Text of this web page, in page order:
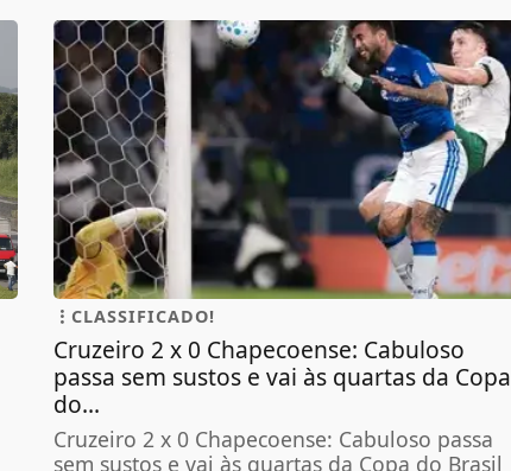
CLASSIFICADO!
Cruzeiro 2 x 0 Chapecoense: Cabuloso
passa sem sustos e vai às quartas da Copa
do...
Cruzeiro 2 x 0 Chapecoense: Cabuloso passa
sem sustos e vai às quartas da Copa do Brasil